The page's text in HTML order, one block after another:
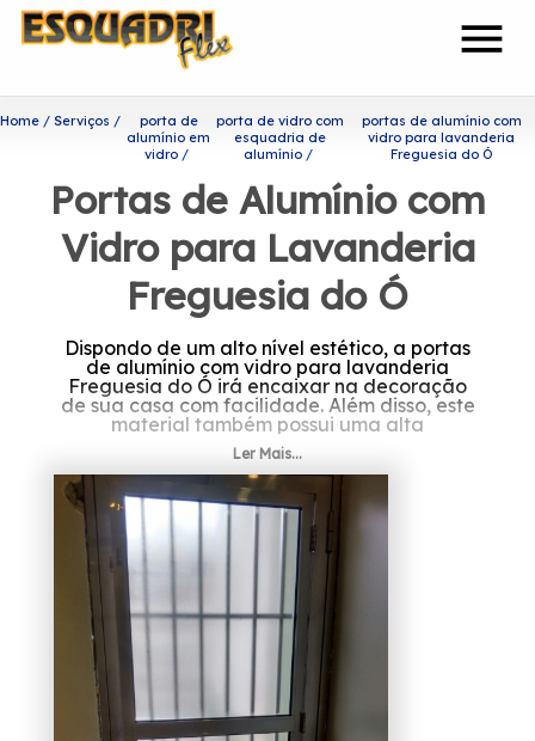
menu
Home Serviços
porta de
alumínio em
vidro
porta de vidro com
esquadria de
alumínio
portas de alumínio com
vidro para lavanderia
Freguesia do Ó
Portas de Alumínio com
Vidro para Lavanderia
Freguesia do Ó
Dispondo de um alto nível estético, a portas
de alumínio com vidro para lavanderia
Freguesia do Ó irá encaixar na decoração
de sua casa com facilidade. Além disso, este
material também possui uma alta
durabilidade, que é capaz de garantir um
uso mais prolongado do produto.
Quer saber mais sobre portas
de alumínio com vidro para
lavanderia Freguesia do Ó?
A Esquadriflex é uma das empresas mais bem
cotadas do segmento de esquadrias. Com a
sua fundação em 2002, ela possui uma
equipe de profissionais formada somente por
colaboradores competentes que buscam a
total satisfação do cliente em cada pedido e
a maior inovação e evolução dos processos.
Ler Mais...